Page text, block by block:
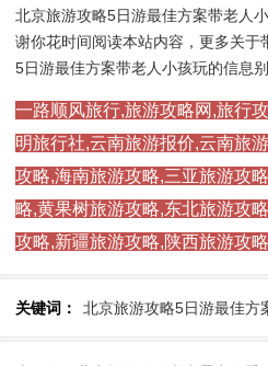
北京旅游攻略5日游最佳方案带老人
谢你花时间阅读本站内容，更多关
5日游最佳方案带老人小孩玩的信息
一路顺风旅行,旅游攻略网,旅行
明旅行社,云南旅游报价,云南旅
攻略,海南旅游攻略,三亚旅游攻
略,黄果树旅游攻略,东北旅游攻
攻略,新疆旅游攻略,陕西旅游攻
关键词： 北京旅游攻略5日游最佳方